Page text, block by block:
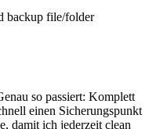
backup file/folder
so passiert: Komplett
einen Sicherungspunkt
damit ich jederzeit clean